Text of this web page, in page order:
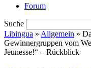
Forum
Suche
Libingua » Allgemein »
Gewinnergruppen vom
Jeunesse!“ – Rückblick